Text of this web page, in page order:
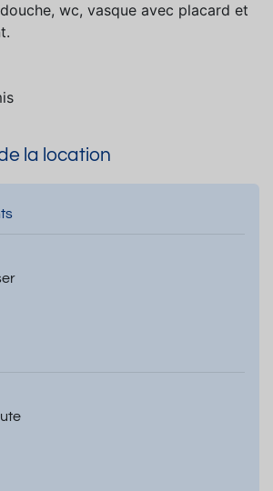
wc, vasque avec placard et
la location